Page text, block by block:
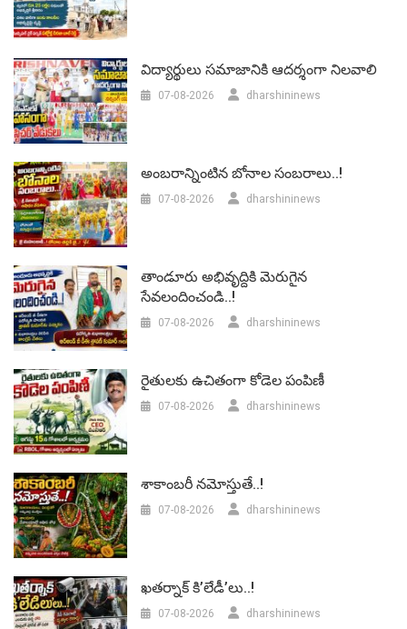
విద్యార్థులు సమాజానికి ఆదర్శంగా నిలవాలి
07-08-2026 dharshininews
అంబరాన్నింటిన బోనాల సంబరాలు..!
07-08-2026 dharshininews
తాండూరు అభివృద్దికి మెరుగైన
సేవలందించండి..!
07-08-2026 dharshininews
రైతులకు ఉచితంగా కోడెల పంపిణీ
07-08-2026 dharshininews
శాకాంబరీ నమోస్తుతే..!
07-08-2026 dharshininews
ఖతర్నాక్ కి’లేడీ’లు..!
07-08-2026 dharshininews